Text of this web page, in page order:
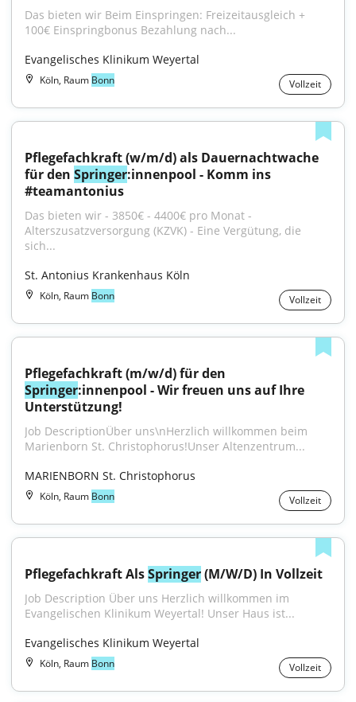
Das bieten wir Beim Einspringen: Freizeitausgleich +
100€ Einspringbonus Bezahlung nach...
Evangelisches Klinikum Weyertal
Köln, Raum Bonn Vollzeit
Pflegefachkraft (w/m/d) als Dauernachtwache
für den Springer:innenpool - Komm ins
#teamantonius
Das bieten wir - 3850€ - 4400€ pro Monat -
Alterszusatzversorgung (KZVK) - Eine Vergütung, die
sich...
St. Antonius Krankenhaus Köln
Köln, Raum Bonn Vollzeit
Springer:innenpool - Wir freuen uns auf Ihre
Unterstützung!
Job DescriptionÜber uns\nHerzlich willkommen beim
Marienborn St. Christophorus!Unser Altenzentrum...
MARIENBORN St. Christophorus
Köln, Raum Bonn Vollzeit
Pflegefachkraft Als Springer (M/W/D) In Vollzeit
Job Description Über uns Herzlich willkommen im
Evangelischen Klinikum Weyertal! Unser Haus ist...
Evangelisches Klinikum Weyertal
Köln, Raum Bonn Vollzeit